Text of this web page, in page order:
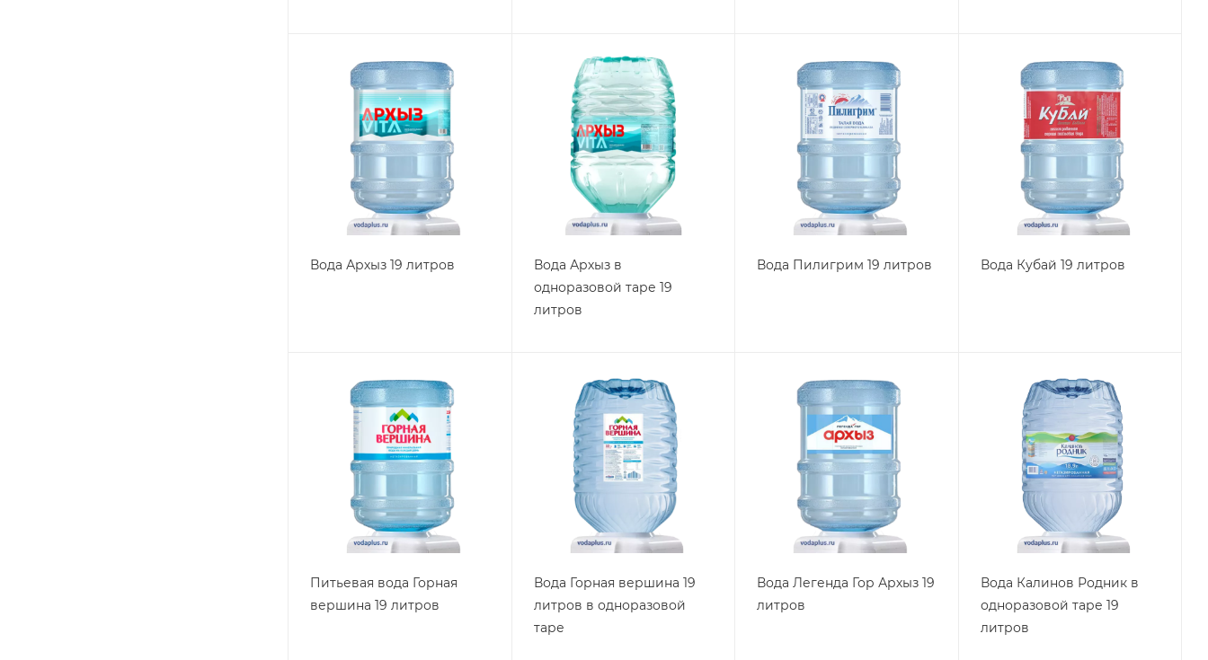
Вода Архыз 19 литров
Вода Архыз в
одноразовой таре 19
литров
Вода Пилигрим 19 литров Вода Кубай 19 литров
Питьевая вода Горная
вершина 19 литров
Вода Горная вершина 19
литров в одноразовой
таре
Вода Легенда Гор Архыз 19
литров
Вода Калинов Родник в
одноразовой таре 19
литров